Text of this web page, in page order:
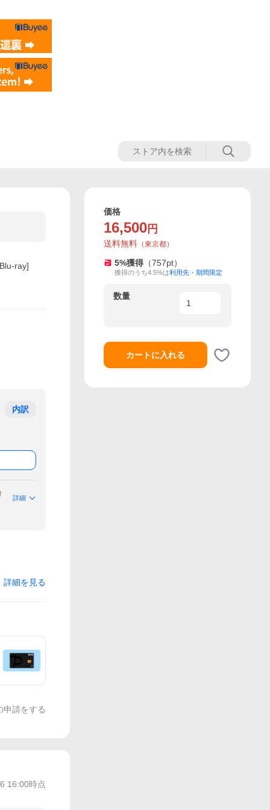
ray]
内訳
詳細
詳細を見る
申請をする
16:00時点
価格
16,500 円
送料無料 （東京都）
5%獲得 （757pt）
獲得のうち4.5%は利用先・期間限定
数量
カートに入れる